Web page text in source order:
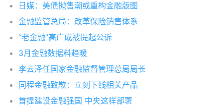
日媒：美债抛售潮或重构金融版图
金融监管总局：改革保险销售体系
“老金融”高广成被提起公诉
3月金融数据料趋暖
李云泽任国家金融监督管理总局局长
同程金融致歉：立刻下线相关产品
首提建设金融强国 中央这样部署